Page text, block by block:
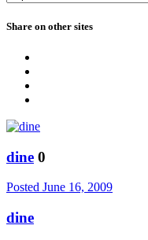
Share on other sites
dine 0
Posted June 16, 2009
dine